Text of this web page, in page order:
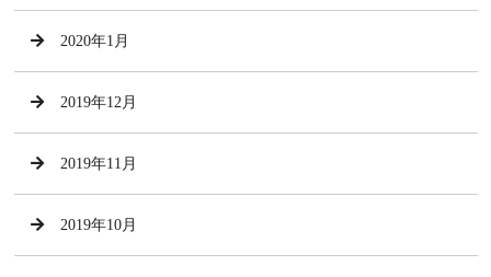
2020年1月
2019年12月
2019年11月
2019年10月